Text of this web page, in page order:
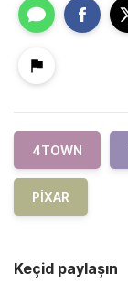
4TOWN
PIXAR
Keçid paylaşın